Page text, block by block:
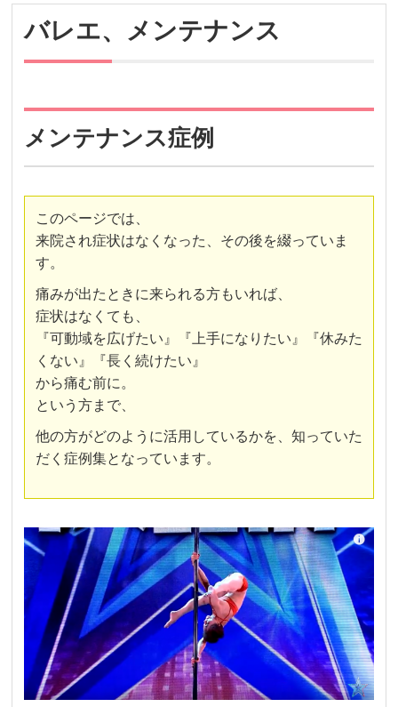
バレエ、メンテナンス
メンテナンス症例
このページでは、
来院され症状はなくなった、 その後を綴っていま
す。
痛みが出たときに来られる方もいれば、
症状はなくても、
『可動域を広げたい』『上手になりたい』『休みた
くない』『長く続けたい』
から痛む前に。
という方まで、
他の方がどのように活用しているかを、知っていた
だく症例集となっています。